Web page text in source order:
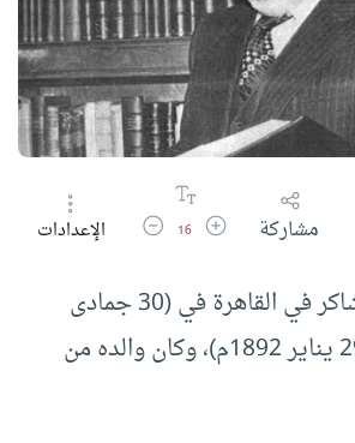
مشاركة زيادة حجم الخط
16 تقليل حجم الخط
الإعدادات
وُلِد أحمد محمد شاكر في القاهرة في (30 جمادى
الآخر 1309هـ = 29 يناير 1892م)، وكان والده من